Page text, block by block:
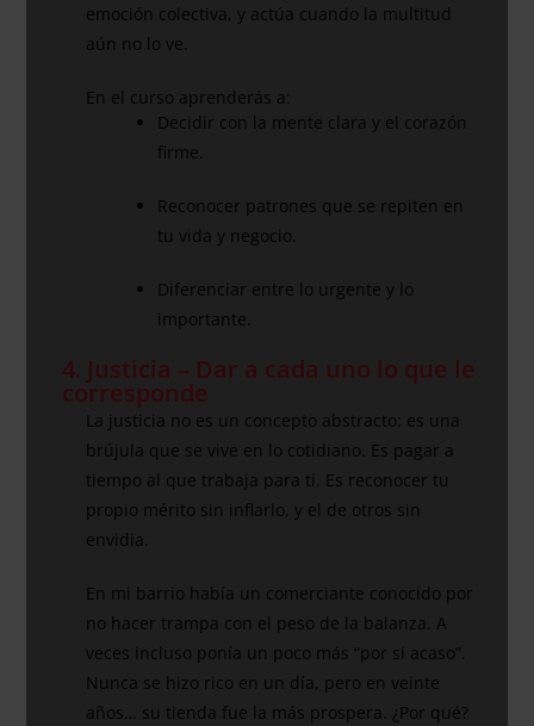
emoción colectiva, y actúa cuando la multitud
aún no lo ve.
En el curso aprenderás a:
Decidir con la mente clara y el corazón
firme.
Reconocer patrones que se repiten en
tu vida y negocio.
Diferenciar entre lo urgente y lo
importante.
4. Justicia – Dar a cada uno lo que le
corresponde
La justicia no es un concepto abstracto: es una
brújula que se vive en lo cotidiano. Es pagar a
tiempo al que trabaja para ti. Es reconocer tu
propio mérito sin inflarlo, y el de otros sin
envidia.
En mi barrio había un comerciante conocido por
no hacer trampa con el peso de la balanza. A
veces incluso ponía un poco más “por si acaso”.
Nunca se hizo rico en un día, pero en veinte
años… su tienda fue la más prospera. ¿Por qué?